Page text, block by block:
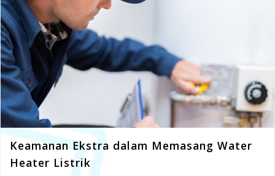
Keamanan Ekstra dalam Memasang Water
Heater Listrik